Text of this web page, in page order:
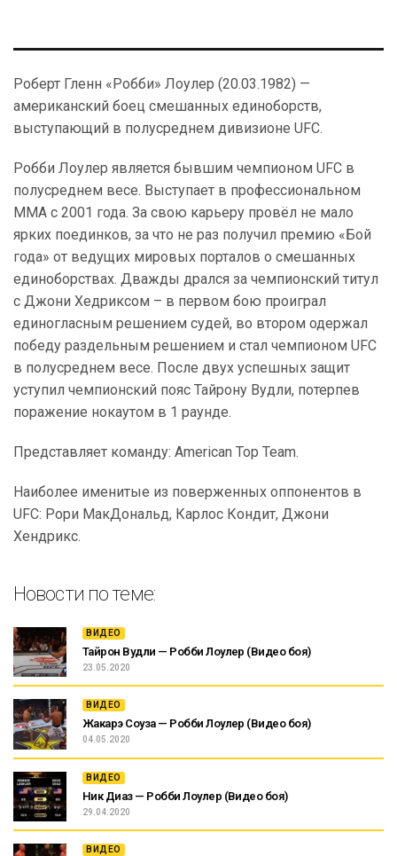
Роберт Гленн «Робби» Лоулер (20.03.1982) —
американский боец смешанных единоборств,
выступающий в полусреднем дивизионе UFC.
Робби Лоулер является бывшим чемпионом UFC в
полусреднем весе. Выступает в профессиональном
ММА с 2001 года. За свою карьеру провёл не мало
ярких поединков, за что не раз получил премию «Бой
года» от ведущих мировых порталов о смешанных
единоборствах. Дважды дрался за чемпионский титул
с Джони Хедриксом – в первом бою проиграл
единогласным решением судей, во втором одержал
победу раздельным решением и стал чемпионом UFC
в полусреднем весе. После двух успешных защит
уступил чемпионский пояс Тайрону Вудли, потерпев
поражение нокаутом в 1 раунде.
Представляет команду: American Top Team.
Наиболее именитые из поверженных оппонентов в
UFC: Рори МакДональд, Карлос Кондит, Джони
Хендрикс.
Новости по теме:
ВИДЕО
Тайрон Вудли — Робби Лоулер (Видео боя)
23.05.2020
ВИДЕО
Жакарэ Соуза — Робби Лоулер (Видео боя)
04.05.2020
ВИДЕО
Ник Диаз — Робби Лоулер (Видео боя)
29.04.2020
ВИДЕО